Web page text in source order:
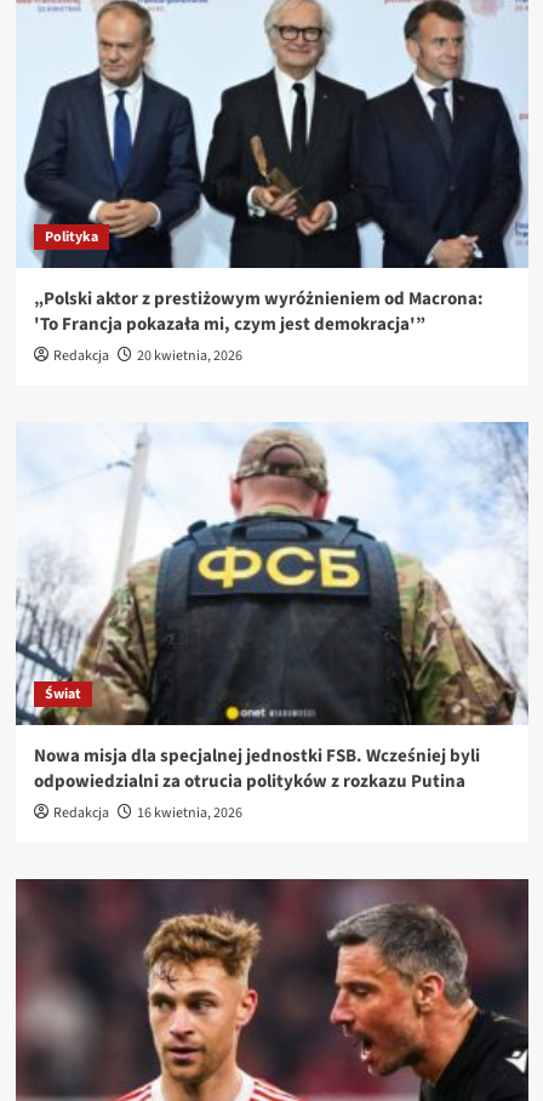
Polityka
„Polski aktor z prestiżowym wyróżnieniem od Macrona:
'To Francja pokazała mi, czym jest demokracja'”
Redakcja 20 kwietnia, 2026
Świat
Nowa misja dla specjalnej jednostki FSB. Wcześniej byli
odpowiedzialni za otrucia polityków z rozkazu Putina
Redakcja 16 kwietnia, 2026